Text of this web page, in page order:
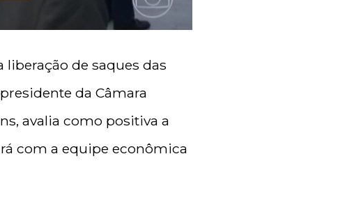
de saques das
da Câmara
avalia como positiva a
com a equipe econômica